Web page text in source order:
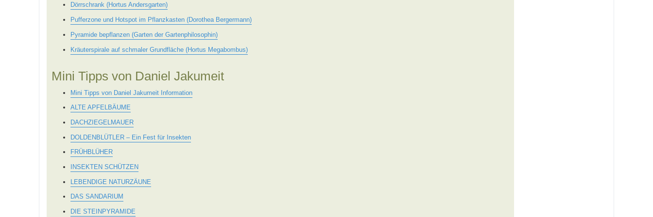
Dörrschrank (Hortus Andersgarten)
Pufferzone und Hotspot im Pflanzkasten (Dorothea Bergermann)
Pyramide bepflanzen (Garten der Gartenphilosophin)
Kräuterspirale auf schmaler Grundfläche (Hortus Megabombus)
Mini Tipps von Daniel Jakumeit
Mini Tipps von Daniel Jakumeit Information
ALTE APFELBÄUME
DACHZIEGELMAUER
DOLDENBLÜTLER – Ein Fest für Insekten
FRÜHBLÜHER
INSEKTEN SCHÜTZEN
LEBENDIGE NATURZÄUNE
DAS SANDARIUM
DIE STEINPYRAMIDE